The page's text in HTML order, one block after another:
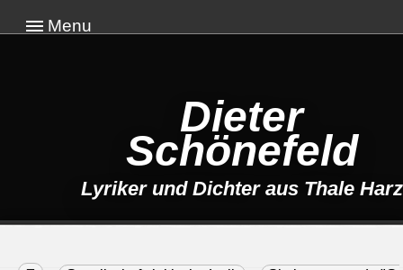
Menu
Dieter
Schönefeld
Lyriker und Dichter aus Thale Harz